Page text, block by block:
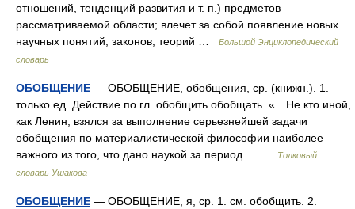
отношений, тенденций развития и т. п.) предметов
рассматриваемой области; влечет за собой появление новых
научных понятий, законов, теорий …
Большой Энциклопедический
словарь
ОБОБЩЕНИЕ — ОБОБЩЕНИЕ, обобщения, ср. (книжн.). 1.
только ед. Действие по гл. обобщить обобщать. «…Не кто иной,
как Ленин, взялся за выполнение серьезнейшей задачи
обобщения по материалистической философии наиболее
важного из того, что дано наукой за период… …
Толковый
словарь Ушакова
ОБОБЩЕНИЕ — ОБОБЩЕНИЕ, я, ср. 1. см. обобщить. 2.